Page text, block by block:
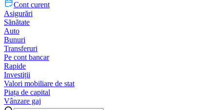
Cont curent
Asigurări
Sănătate
Auto
Bunuri
Transferuri
Pe cont bancar
Rapide
Investiții
Valori mobiliare de stat
Piața de capital
Vânzare gaj